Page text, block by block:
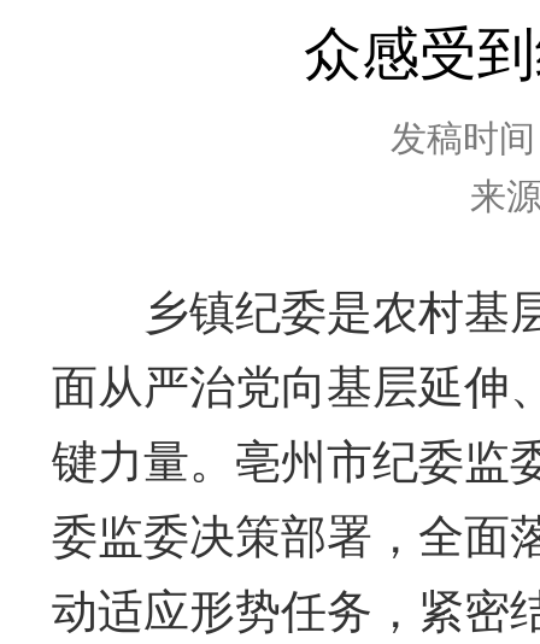
众感受
发稿时
来
乡镇纪委是农村基
面从严治党向基层延伸
键力量。亳州市纪委监
委监委决策部署，全面
动适应形势任务，紧密